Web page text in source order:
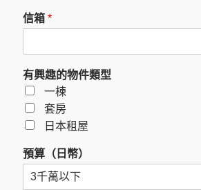
信箱 *
有興趣的物件類型
一棟
套房
日本租屋
預算（日幣）